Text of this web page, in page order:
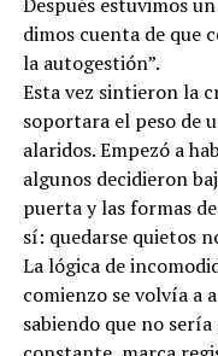
dimos cuenta de que
la autogestión”.
Esta vez sintieron la
soportara el peso de
alaridos. Empezó a
algunos decidieron
puerta y las formas
sí: quedarse quietos
La lógica de
comienzo se volvía a
sabiendo que no